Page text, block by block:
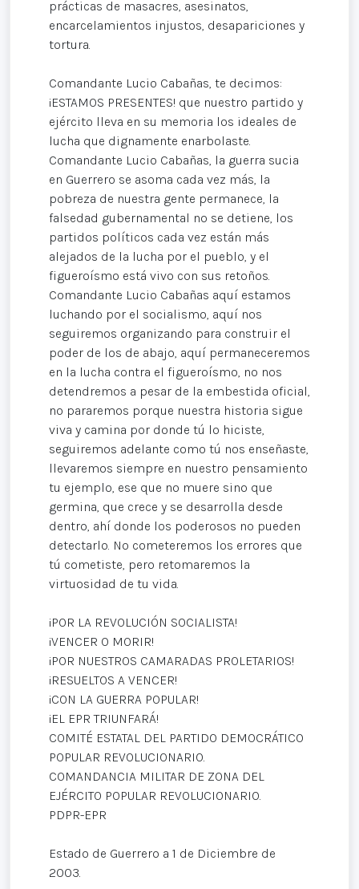
prácticas de masacres, asesinatos,
encarcelamientos injustos, desapariciones y
tortura.
Comandante Lucio Cabañas, te decimos:
¡ESTAMOS PRESENTES! que nuestro partido y
ejército lleva en su memoria los ideales de
lucha que dignamente enarbolaste.
Comandante Lucio Cabañas, la guerra sucia
en Guerrero se asoma cada vez más, la
pobreza de nuestra gente permanece, la
falsedad gubernamental no se detiene, los
partidos políticos cada vez están más
alejados de la lucha por el pueblo, y el
figueroísmo está vivo con sus retoños.
Comandante Lucio Cabañas aquí estamos
luchando por el socialismo, aquí nos
seguiremos organizando para construir el
poder de los de abajo, aquí permaneceremos
en la lucha contra el figueroísmo, no nos
detendremos a pesar de la embestida oficial,
no pararemos porque nuestra historia sigue
viva y camina por donde tú lo hiciste,
seguiremos adelante como tú nos enseñaste,
llevaremos siempre en nuestro pensamiento
tu ejemplo, ese que no muere sino que
germina, que crece y se desarrolla desde
dentro, ahí donde los poderosos no pueden
detectarlo. No cometeremos los errores que
tú cometiste, pero retomaremos la
virtuosidad de tu vida.
¡POR LA REVOLUCIÓN SOCIALISTA!
¡VENCER O MORIR!
¡POR NUESTROS CAMARADAS PROLETARIOS!
¡RESUELTOS A VENCER!
¡CON LA GUERRA POPULAR!
¡EL EPR TRIUNFARÁ!
COMITÉ ESTATAL DEL PARTIDO DEMOCRÁTICO
POPULAR REVOLUCIONARIO.
COMANDANCIA MILITAR DE ZONA DEL
EJÉRCITO POPULAR REVOLUCIONARIO.
PDPR-EPR
Estado de Guerrero a 1 de Diciembre de
2003.